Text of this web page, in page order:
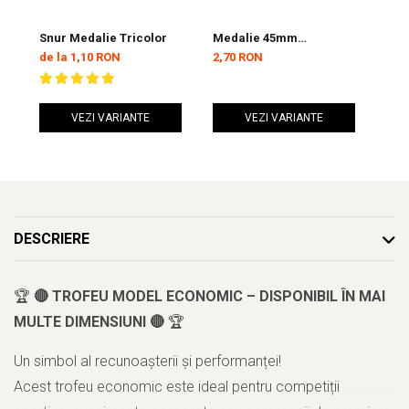
Snur Medalie Tricolor
de la 1,10 RON
VEZI VARIANTE
Medalie 45mm
MMC4509
2,70 RON
VEZI VARIANTE
DESCRIERE
🏆 🔴 TROFEU MODEL ECONOMIC – DISPONIBIL ÎN MAI
MULTE DIMENSIUNI 🔴 🏆
Un simbol al recunoașterii și performanței!
Acest trofeu economic este ideal pentru competiții